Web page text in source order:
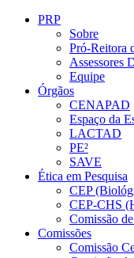
Conteúdo principal
PRP
Sobre
Pró-Reitora
Assessores
Equipe
Órgãos
CENAPAD
Espaço da
LACTAD
PE²
SAVE
Ética em Pesquisa
CEP
CEP-CHS
Comissão
Comissões
Comissão